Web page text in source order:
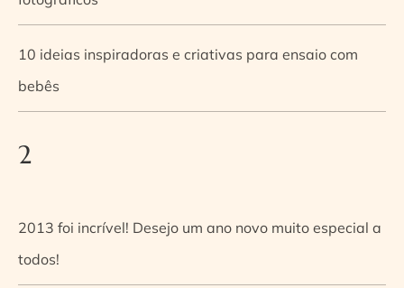
10 ideias inspiradoras e criativas para ensaio com
bebês
2
2013 foi incrível! Desejo um ano novo muito especial a
todos!